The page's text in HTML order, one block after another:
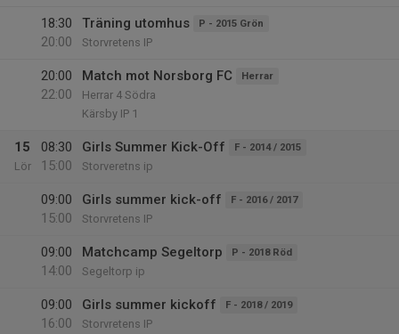
18:30
20:00
Träning utomhus P - 2015 Grön
Storvretens IP
20:00
22:00
Match mot Norsborg FC Herrar
Herrar 4 Södra
Kärsby IP 1
15
Lör
08:30
15:00
Girls Summer Kick-Off F - 2014 / 2015
Storveretns ip
09:00
15:00
Girls summer kick-off F - 2016 / 2017
Storvretens IP
09:00
14:00
Matchcamp Segeltorp P - 2018 Röd
Segeltorp ip
09:00
16:00
Girls summer kickoff F - 2018 / 2019
Storvretens IP